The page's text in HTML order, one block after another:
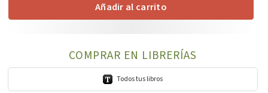
Añadir al carrito
COMPRAR EN LIBRERÍAS
Todos tus libros